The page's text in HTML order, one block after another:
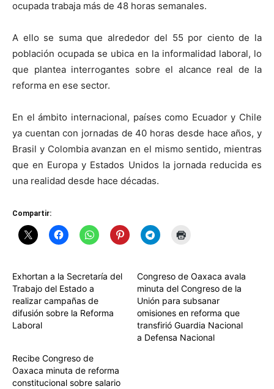
ocupada trabaja más de 48 horas semanales.
A ello se suma que alrededor del 55 por ciento de la
población ocupada se ubica en la informalidad laboral, lo
que plantea interrogantes sobre el alcance real de la
reforma en ese sector.
En el ámbito internacional, países como Ecuador y Chile
ya cuentan con jornadas de 40 horas desde hace años, y
Brasil y Colombia avanzan en el mismo sentido, mientras
que en Europa y Estados Unidos la jornada reducida es
una realidad desde hace décadas.
Compartir:
Exhortan a la Secretaría del
Trabajo del Estado a
realizar campañas de
difusión sobre la Reforma
Laboral
Congreso de Oaxaca avala
minuta del Congreso de la
Unión para subsanar
omisiones en reforma que
transfirió Guardia Nacional
a Defensa Nacional
Recibe Congreso de
Oaxaca minuta de reforma
constitucional sobre salario